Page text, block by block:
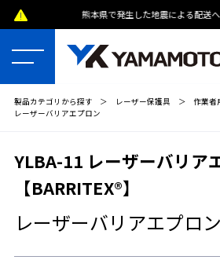
熊本県で発生した地震による配送への影響に
製品カテゴリから探す ＞ レーザー保護具 ＞ 作業者
レーザーバリアエプロン
YLBA-11 レーザーバリア
【BARRITEX®】
レーザーバリアエプロン